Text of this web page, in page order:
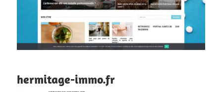
hermitage-immo.fr